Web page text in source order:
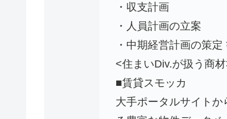
・収支計画
・人員計画の立案
・中期経営計画の策定
<住まいDiv.が扱う商
■賃貸スモッカ
大手ポータルサイトか